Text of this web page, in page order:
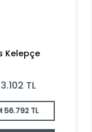
Kelepçe
TL
56.792 TL